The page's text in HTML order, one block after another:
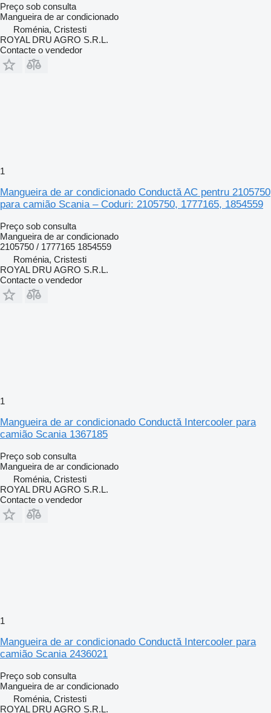
Preço sob consulta
Mangueira de ar condicionado
Roménia, Cristesti
ROYAL DRU AGRO S.R.L.
Contacte o vendedor
1
Mangueira de ar condicionado Conductă AC pentru 2105750
para camião Scania – Coduri: 2105750, 1777165, 1854559
Preço sob consulta
Mangueira de ar condicionado
2105750 / 1777165 1854559
Roménia, Cristesti
ROYAL DRU AGRO S.R.L.
Contacte o vendedor
1
Mangueira de ar condicionado Conductă Intercooler para
camião Scania 1367185
Preço sob consulta
Mangueira de ar condicionado
Roménia, Cristesti
ROYAL DRU AGRO S.R.L.
Contacte o vendedor
1
Mangueira de ar condicionado Conductă Intercooler para
camião Scania 2436021
Preço sob consulta
Mangueira de ar condicionado
Roménia, Cristesti
ROYAL DRU AGRO S.R.L.